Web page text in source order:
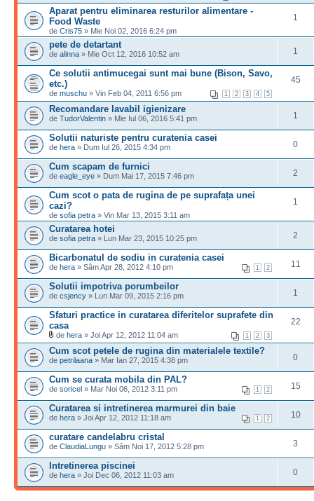
Aparat pentru eliminarea resturilor alimentare -
Food Waste
de Cris75 » Mie Noi 02, 2016 6:24 pm
1
pete de detartant
de alinna » Mie Oct 12, 2016 10:52 am 1
Ce solutii antimucegai sunt mai bune (Bison, Savo,
etc.)
1 2 3 4 5
de muschu » Vin Feb 04, 2011 6:56 pm
45
Recomandare lavabil igienizare
de TudorValentin » Mie Iul 06, 2016 5:41 pm 1
Solutii naturiste pentru curatenia casei
de hera » Dum Iul 26, 2015 4:34 pm 0
Cum scapam de furnici
de eagle_eye » Dum Mai 17, 2015 7:46 pm 2
Cum scot o pata de rugina de pe suprafața unei
cazi?
de sofia petra » Vin Mar 13, 2015 3:11 am
1
Curatarea hotei
de sofia petra » Lun Mar 23, 2015 10:25 pm 2
Bicarbonatul de sodiu in curatenia casei
1 2
de hera » Sâm Apr 28, 2012 4:10 pm 11
Solutii impotriva porumbeilor
de csjency » Lun Mar 09, 2015 2:16 pm 1
Sfaturi practice in curatarea diferitelor suprafete din
casa
1 2 3
de hera » Joi Apr 12, 2012 11:04 am
22
Cum scot petele de rugina din materialele textile?
de petrilaana » Mar Ian 27, 2015 4:38 pm 0
Cum se curata mobila din PAL?
1 2
de soricel » Mar Noi 06, 2012 3:11 pm 15
Curatarea si intretinerea marmurei din baie
1 2
de hera » Joi Apr 12, 2012 11:18 am 10
curatare candelabru cristal
de ClaudiaLungu » Sâm Noi 17, 2012 5:28 pm 3
Intretinerea piscinei
de hera » Joi Dec 06, 2012 11:03 am 0